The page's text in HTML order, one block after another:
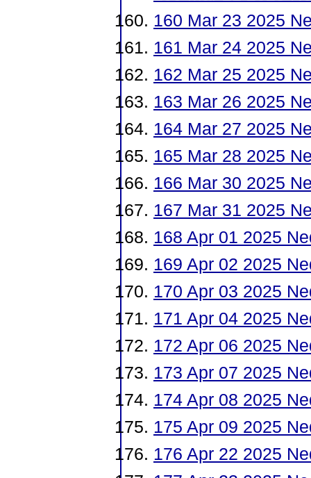
160 Mar 23 2025
161 Mar 24 2025
162 Mar 25 2025
163 Mar 26 2025
164 Mar 27 2025
165 Mar 28 2025
166 Mar 30 2025
167 Mar 31 2025
168 Apr 01 2025
169 Apr 02 2025
170 Apr 03 2025
171 Apr 04 2025
172 Apr 06 2025
173 Apr 07 2025
174 Apr 08 2025
175 Apr 09 2025
176 Apr 22 2025